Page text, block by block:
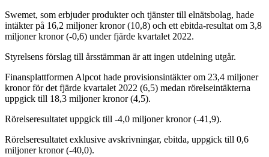
Swemet, som erbjuder produkter och tjänster till elnätsbolag, hade
intäkter på 16,2 miljoner kronor (10,8) och ett ebitda-resultat om 3,8
miljoner kronor (-0,6) under fjärde kvartalet 2022.
Styrelsens förslag till årsstämman är att ingen utdelning utgår.
Finansplattformen Alpcot hade provisionsintäkter om 23,4 miljoner
kronor för det fjärde kvartalet 2022 (6,5) medan rörelseintäkterna
uppgick till 18,3 miljoner kronor (4,5).
Rörelseresultatet uppgick till -4,0 miljoner kronor (-41,9).
Rörelseresultatet exklusive avskrivningar, ebitda, uppgick till 0,6
miljoner kronor (-40,0).